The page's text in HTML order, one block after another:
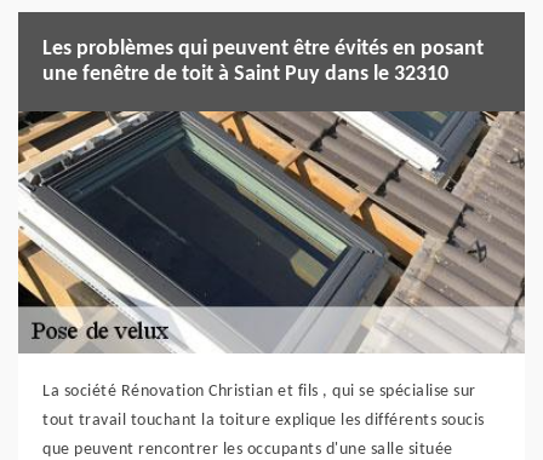
Les problèmes qui peuvent être évités en posant
une fenêtre de toit à Saint Puy dans le 32310
La société Rénovation Christian et fils , qui se spécialise sur
tout travail touchant la toiture explique les différents soucis
que peuvent rencontrer les occupants d'une salle située